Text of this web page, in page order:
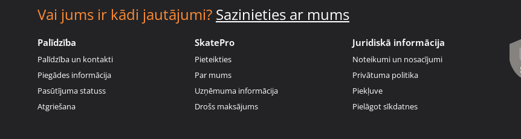
Vai jums ir kādi jautājumi? Sazinieties ar mums
Palīdzība
Palīdzība un kontakti
Piegādes informācija
Pasūtījuma statuss
Atgriešana
SkatePro
Pieteikties
Par mums
Uzņēmuma informācija
Drošs maksājums
Juridiskā informācija
Noteikumi un nosacījumi
Privātuma politika
Piekļuve
Pielāgot sīkdatnes